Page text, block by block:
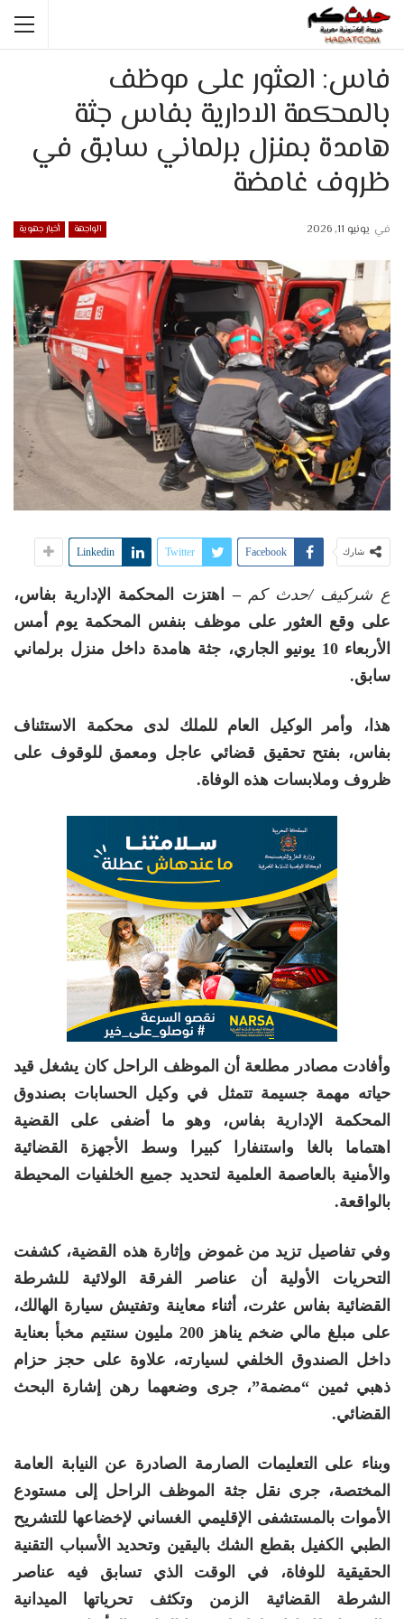
فاس: العثور على موظف
بالمحكمة الادارية بفاس جثة
هامدة بمنزل برلماني سابق في
ظروف غامضة
الواجهة أخبار جهوية في يونيو 11, 2026
شارك Facebook
Twitter
Linkedin
ع شركيف /حدث كم – اهتزت المحكمة الإدارية بفاس،
على وقع العثور على موظف بنفس المحكمة يوم أمس
الأربعاء 10 يونيو الجاري، جثة هامدة داخل منزل برلماني
سابق.
هذا، وأمر الوكيل العام للملك لدى محكمة الاستئناف
بفاس، بفتح تحقيق قضائي عاجل ومعمق للوقوف على
ظروف وملابسات هذه الوفاة.
وأفادت مصادر مطلعة أن الموظف الراحل كان يشغل قيد
حياته مهمة جسيمة تتمثل في وكيل الحسابات بصندوق
المحكمة الإدارية بفاس، وهو ما أضفى على القضية
اهتماما بالغا واستنفارا كبيرا وسط الأجهزة القضائية
والأمنية بالعاصمة العلمية لتحديد جميع الخلفيات المحيطة
بالواقعة.
وفي تفاصيل تزيد من غموض وإثارة هذه القضية، كشفت
التحريات الأولية أن عناصر الفرقة الولائية للشرطة
القضائية بفاس عثرت، أثناء معاينة وتفتيش سيارة الهالك،
على مبلغ مالي ضخم يناهز 200 مليون سنتيم مخبأ بعناية
داخل الصندوق الخلفي لسيارته، علاوة على حجز حزام
ذهبي ثمين “مضمة”، جرى وضعهما رهن إشارة البحث
القضائي.
وبناء على التعليمات الصارمة الصادرة عن النيابة العامة
المختصة، جرى نقل جثة الموظف الراحل إلى مستودع
الأموات بالمستشفى الإقليمي الغساني لإخضاعها للتشريح
الطبي الكفيل بقطع الشك باليقين وتحديد الأسباب التقنية
الحقيقية للوفاة، في الوقت الذي تسابق فيه عناصر
الشرطة القضائية الزمن وتكثف تحرياتها الميدانية